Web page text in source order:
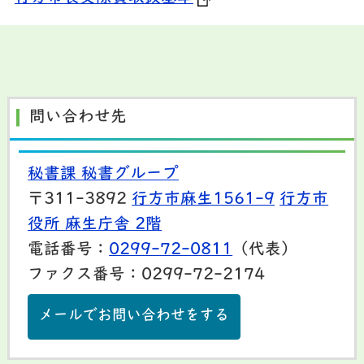
問い合わせ先
秘書課 秘書グループ
〒311-3892 行方市麻生1561-9 行方市
役所 麻生庁舎 2階
電話番号： 0299-72-0811
（代表）
ファクス番号：0299-72-2174
メールでお問い合わせをする